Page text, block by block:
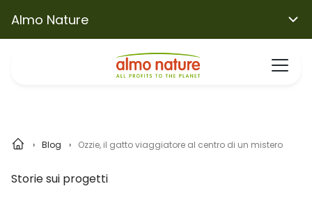
Almo Nature
Blog Ozzie, il gatto viaggiatore al centro di un mistero
Storie sui progetti